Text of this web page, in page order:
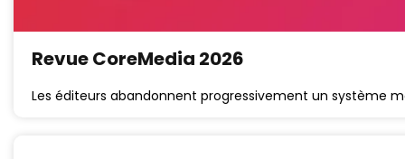
Revue CoreMedia 2026
Les éditeurs abandonnent progressivement un système